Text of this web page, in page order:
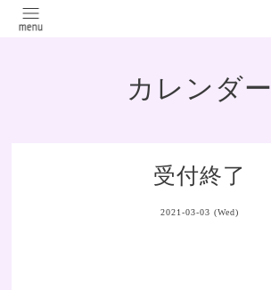
カレンダー
受付終了
2021-03-03 (Wed)